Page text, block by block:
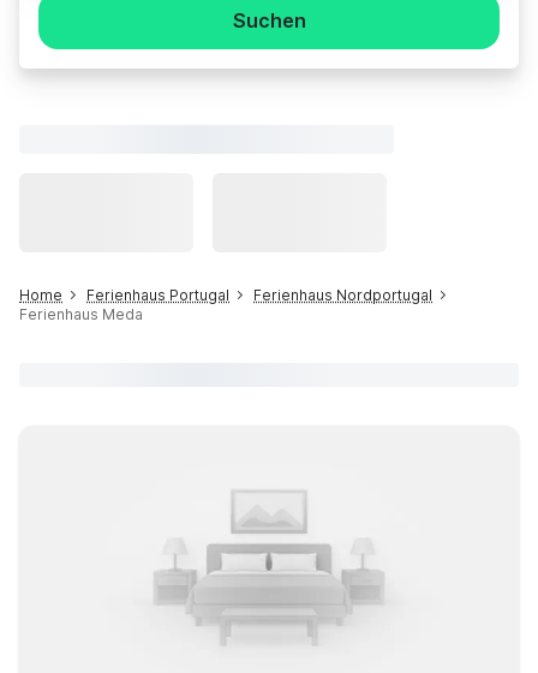
Suchen
Home Ferienhaus Portugal
Ferienhaus Nordportugal
Ferienhaus Meda